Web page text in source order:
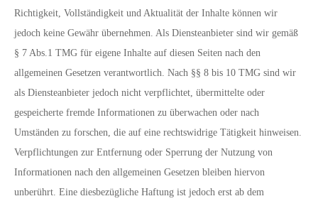
Richtigkeit, Vollständigkeit und Aktualität der Inhalte können wir
jedoch keine Gewähr übernehmen. Als Diensteanbieter sind wir gemäß
§ 7 Abs.1 TMG für eigene Inhalte auf diesen Seiten nach den
allgemeinen Gesetzen verantwortlich. Nach §§ 8 bis 10 TMG sind wir
als Diensteanbieter jedoch nicht verpflichtet, übermittelte oder
gespeicherte fremde Informationen zu überwachen oder nach
Umständen zu forschen, die auf eine rechtswidrige Tätigkeit hinweisen.
Verpflichtungen zur Entfernung oder Sperrung der Nutzung von
Informationen nach den allgemeinen Gesetzen bleiben hiervon
unberührt. Eine diesbezügliche Haftung ist jedoch erst ab dem